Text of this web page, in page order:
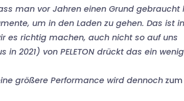
man vor Jahren einen Grund gebraucht
um in den Laden zu gehen. Das ist in
es richtig machen, auch nicht so auf uns
2021) von PELETON drückt das ein wenig
größere Performance wird dennoch zum